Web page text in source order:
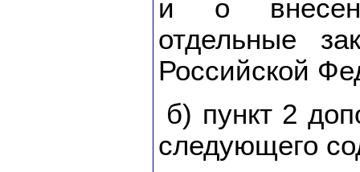
и о
отдельные
Российской
б) пункт 2
следующего